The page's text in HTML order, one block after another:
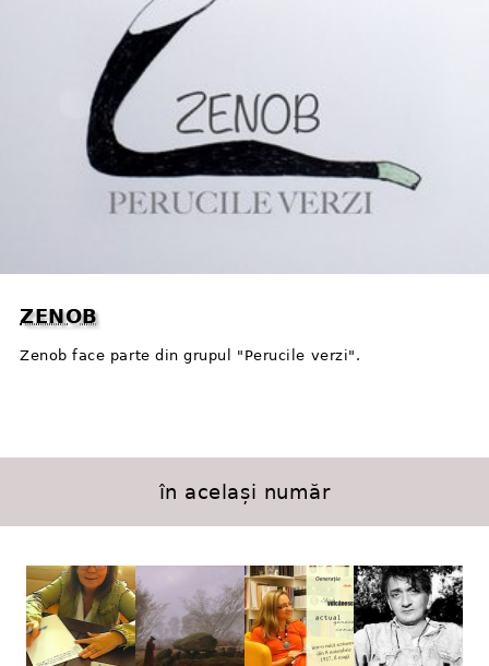
ZENOB
Zenob face parte din grupul "Perucile verzi".
în același număr